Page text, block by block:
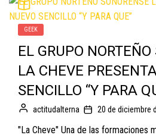
GEEK
EL GRUPO
LA CHEVE
SENCILLO “Y PARA
actitudalterna 20 de diciembre
"La Cheve" Una de las formaciones